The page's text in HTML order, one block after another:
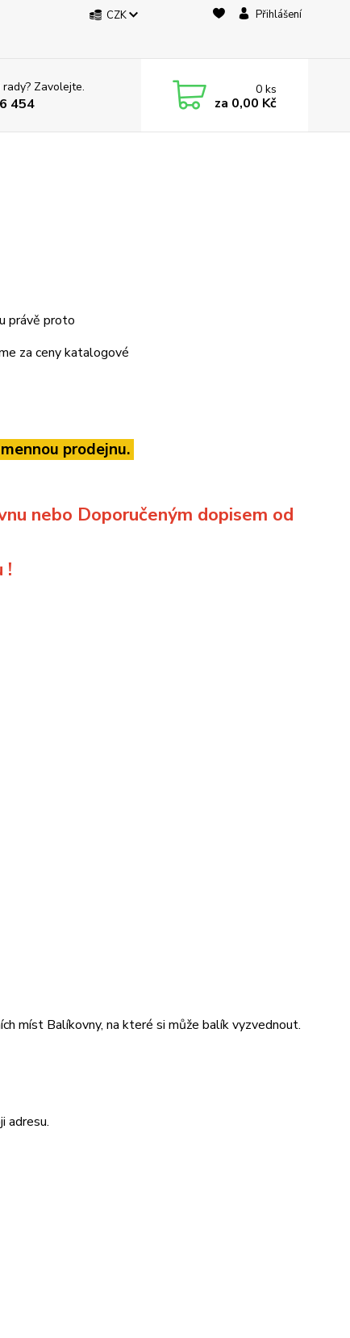
CZK Přihlášení
Zavolejte.
454
0ks
za 0,00 Kč
právě proto
za ceny katalogové
prodejnu.
nebo Doporučeným dopisem od
!
míst Balíkovny, na které si může balík vyzvednout.
adresu.